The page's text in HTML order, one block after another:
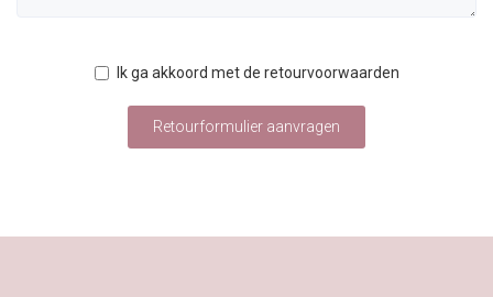
Ik ga akkoord met de retourvoorwaarden
Retourformulier aanvragen